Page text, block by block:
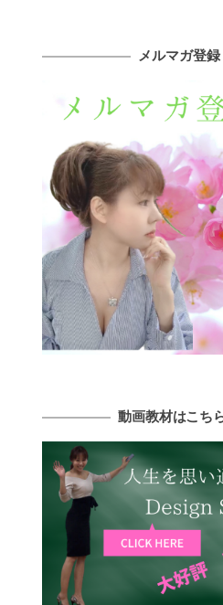
メルマガ登録
動画教材はこち